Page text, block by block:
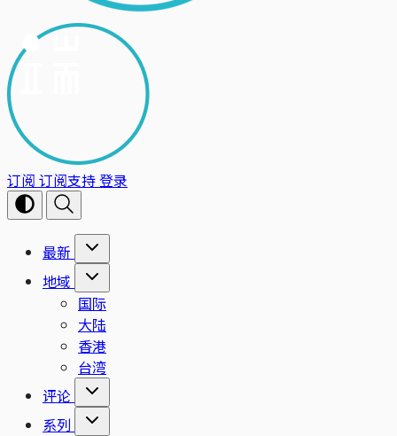
订阅 订阅支持登录
最新
地域
国际
大陆
香港
台湾
评论
系列